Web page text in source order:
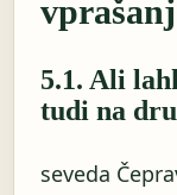
5.1. Ali
tudi na
seveda